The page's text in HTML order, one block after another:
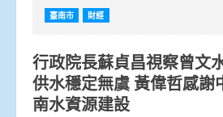
臺南市 財經
行政院長蘇貞昌視察曾文
供水穩定無虞 黃偉哲感謝
南水資源建設